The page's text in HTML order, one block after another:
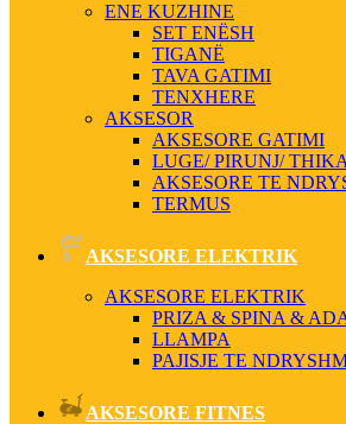
ENE KUZHINE
SET ENËSH
TIGANË
TAVA GATIMI
TENXHERE
AKSESOR
AKSESORE GATIMI
LUGE/ PIRUNJ/ THIKA
AKSESORE TE
TERMUS
AKSESORE ELEKTRIK
AKSESORE ELEKTRIK
PRIZA & SPINA &
LLAMPA
PAJISJE TE
AKSESORE FITNES